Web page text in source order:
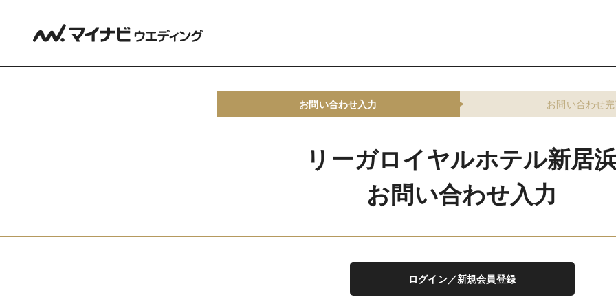
お問い合わせ入力 お問い合わせ
リーガロイヤルホテル新居
お問い合わせ入力
ログイン／新規会員登録